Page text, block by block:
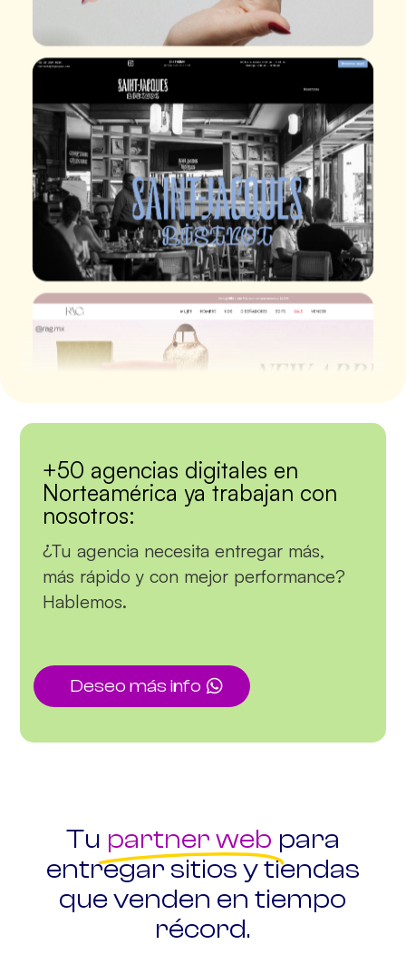
+50 agencias digitales en
Norteamérica ya trabajan con
nosotros:
¿Tu agencia necesita entregar más,
más rápido y con mejor performance?
Hablemos.
Deseo más info
Tu partner web para
entregar sitios y tiendas
que venden en tiempo
récord.